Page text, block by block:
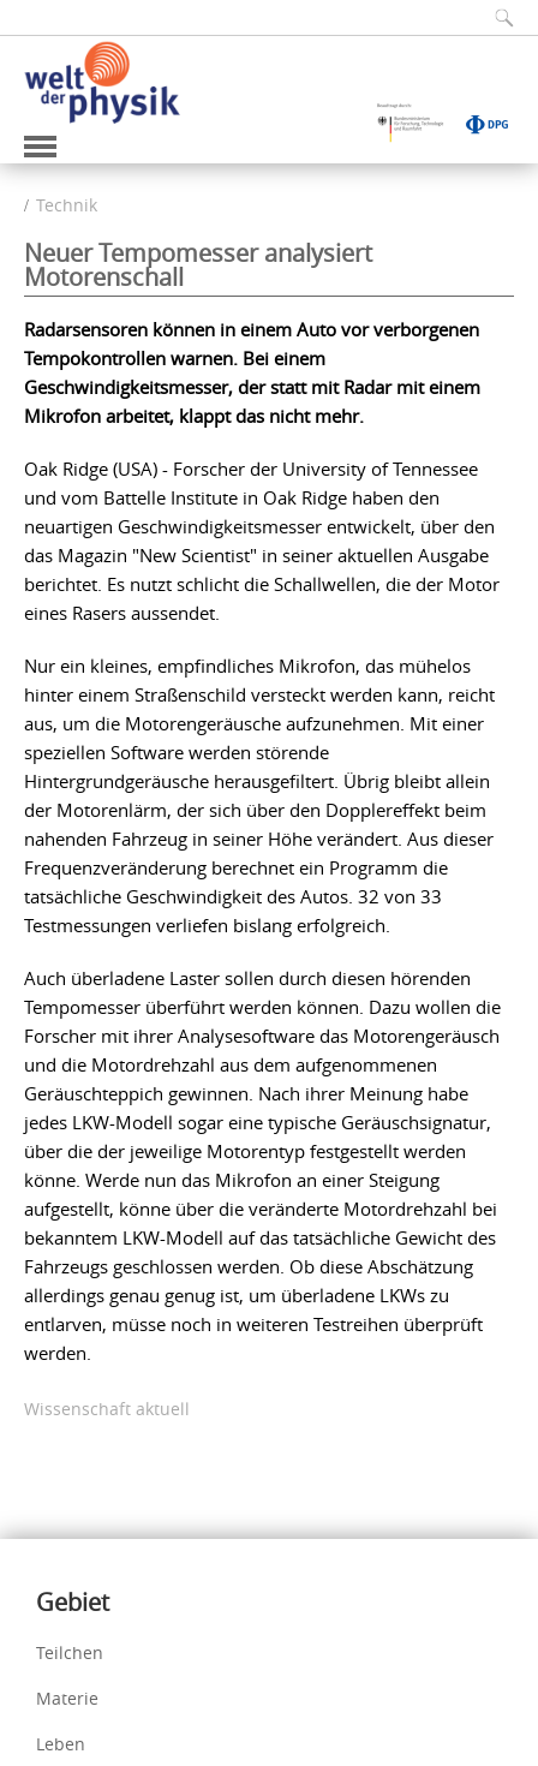
Technik
Neuer Tempomesser analysiert
Motorenschall
Radarsensoren können in einem Auto vor verborgenen
Tempokontrollen warnen. Bei einem
Geschwindigkeitsmesser, der statt mit Radar mit einem
Mikrofon arbeitet, klappt das nicht mehr.
Oak Ridge (USA) - Forscher der University of Tennessee
und vom Battelle Institute in Oak Ridge haben den
neuartigen Geschwindigkeitsmesser entwickelt, über den
das Magazin "New Scientist" in seiner aktuellen Ausgabe
berichtet. Es nutzt schlicht die Schallwellen, die der Motor
eines Rasers aussendet.
Nur ein kleines, empfindliches Mikrofon, das mühelos
hinter einem Straßenschild versteckt werden kann, reicht
aus, um die Motorengeräusche aufzunehmen. Mit einer
speziellen Software werden störende
Hintergrundgeräusche herausgefiltert. Übrig bleibt allein
der Motorenlärm, der sich über den Dopplereffekt beim
nahenden Fahrzeug in seiner Höhe verändert. Aus dieser
Frequenzveränderung berechnet ein Programm die
tatsächliche Geschwindigkeit des Autos. 32 von 33
Testmessungen verliefen bislang erfolgreich.
Auch überladene Laster sollen durch diesen hörenden
Tempomesser überführt werden können. Dazu wollen die
Forscher mit ihrer Analysesoftware das Motorengeräusch
und die Motordrehzahl aus dem aufgenommenen
Geräuschteppich gewinnen. Nach ihrer Meinung habe
jedes LKW-Modell sogar eine typische Geräuschsignatur,
über die der jeweilige Motorentyp festgestellt werden
könne. Werde nun das Mikrofon an einer Steigung
aufgestellt, könne über die veränderte Motordrehzahl bei
bekanntem LKW-Modell auf das tatsächliche Gewicht des
Fahrzeugs geschlossen werden. Ob diese Abschätzung
allerdings genau genug ist, um überladene LKWs zu
entlarven, müsse noch in weiteren Testreihen überprüft
werden.
Wissenschaft aktuell
Inhalte
Gebiet
Teilchen
Materie
Leben